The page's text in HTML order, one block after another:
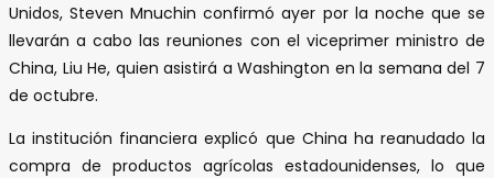
Unidos, Steven Mnuchin confirmó ayer por la noche que se
llevarán a cabo las reuniones con el viceprimer ministro de
China, Liu He, quien asistirá a Washington en la semana del 7
de octubre.
La institución financiera explicó que China ha reanudado la
compra de productos agrícolas estadounidenses, lo que